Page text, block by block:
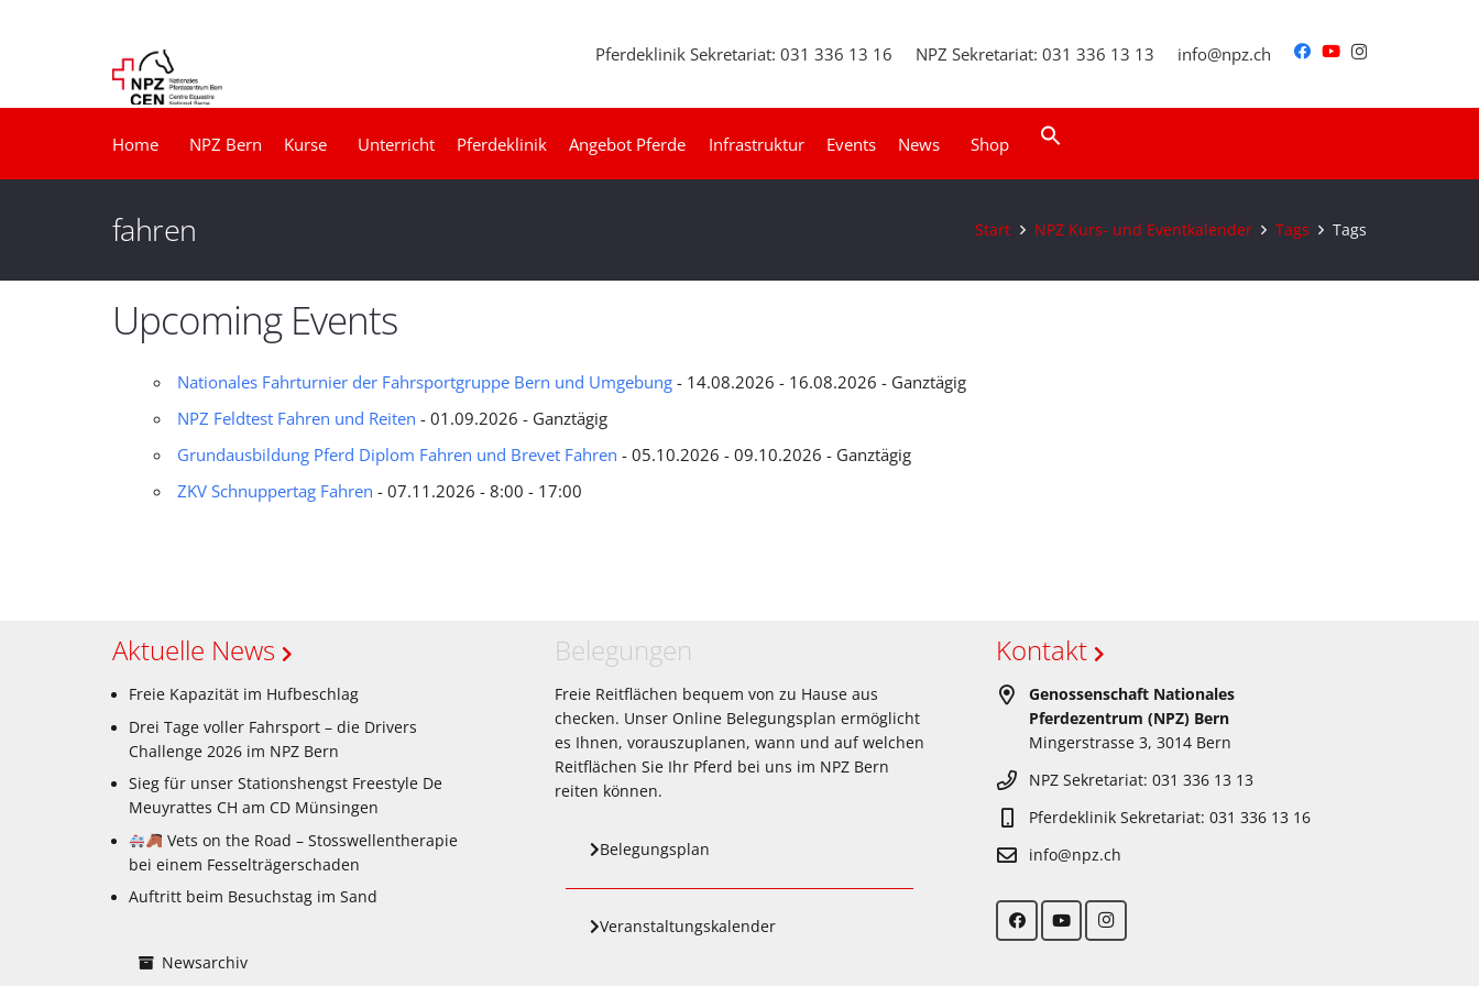
Pferdeklinik Sekretariat: 031 336 13 16 NPZ Sekretariat: 031 336 13 13 info@npz.ch
Home NPZ Bern Kurse Unterricht Pferdeklinik Angebot Pferde Infrastruktur Events News Shop for:
fahren Start NPZ Kurs- und Eventkalender Tags Tags
Upcoming Events
Nationales Fahrturnier der Fahrsportgruppe Bern und Umgebung- 14.08.2026 - 16.08.2026 - Ganztägig
NPZ Feldtest Fahren und Reiten - 01.09.2026 - Ganztägig
Grundausbildung Pferd Diplom Fahren und Brevet Fahren - 05.10.2026 - 09.10.2026 - Ganztägig
ZKV Schnuppertag Fahren - 07.11.2026 - 8:00 - 17:00
Aktuelle News
Freie Kapazität im Hufbeschlag
Drei Tage voller Fahrsport – die Drivers
Challenge 2026 im NPZ Bern
Sieg für unser Stationshengst Freestyle De
Meuyrattes CH am CD Münsingen
Vets on the Road – Stosswellentherapie
bei einem Fesselträgerschaden
Auftritt beim Besuchstag im Sand
Newsarchiv
Belegungen
Freie Reitflächen bequem von zu Hause aus
checken. Unser Online Belegungsplan ermöglicht
es Ihnen, vorauszuplanen, wann und auf welchen
Reitflächen Sie Ihr Pferd bei uns im NPZ Bern
reiten können.
Belegungsplan
Veranstaltungskalender
Kontakt
Genossenschaft Nationales
Pferdezentrum (NPZ) Bern
Mingerstrasse 3, 3014 Bern
NPZ Sekretariat: 031 336 13 13
Pferdeklinik Sekretariat: 031 336 13 16
info@npz.ch